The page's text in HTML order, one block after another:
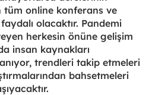
tüm online konferans ve
olacaktır. Pandemi
herkesin önüne gelişim
insan kaynakları
trendleri takip etmeleri
bahsetmeleri